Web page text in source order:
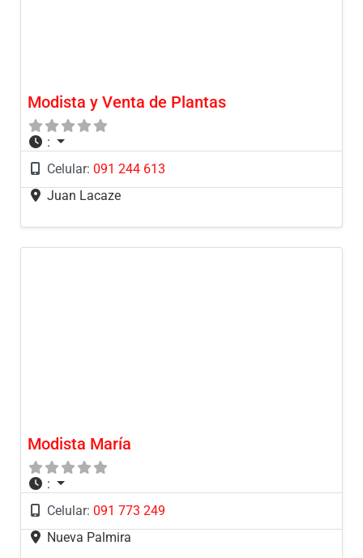
Modista y Venta de Plantas
:
Celular: 091 244 613
Juan Lacaze
Modista María
:
Celular: 091 773 249
Nueva Palmira